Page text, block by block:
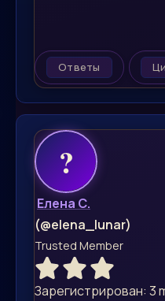
Ответы
Елена С.
(@elena_lunar)
Trusted Member
Зарегистрирован: 3